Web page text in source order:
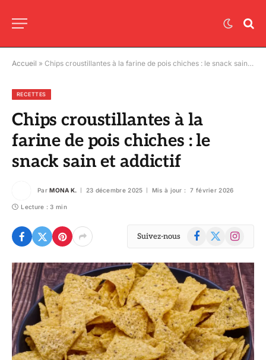
Accueil » Chips croustillantes à la farine de pois chiches : le snack sain et addictif
RECETTES
Chips croustillantes à la
farine de pois chiches : le
snack sain et addictif
Par MONA K. 23 décembre 2025 Mis à jour : 7 février 2026
Lecture : 3 min
Suivez-nous Facebook
X
Instagram